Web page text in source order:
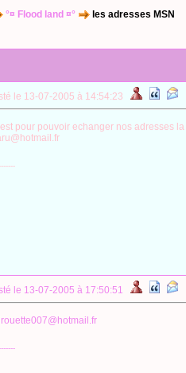
°¤ Flood land ¤° les adresses MSN
le 13-07-2005 à 14:54:23
pour pouvoir echanger nos adresses
le 13-07-2005 à 17:50:51